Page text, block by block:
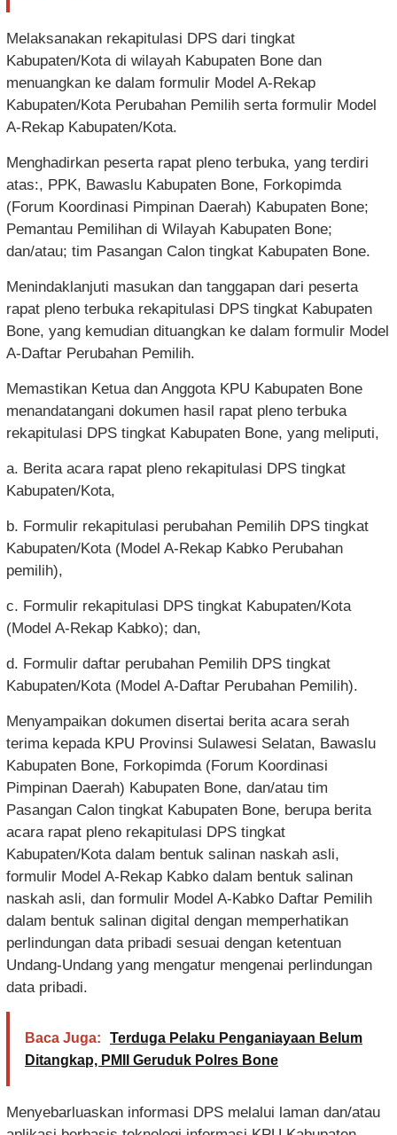
Melaksanakan rekapitulasi DPS dari tingkat
Kabupaten/Kota di wilayah Kabupaten Bone dan
menuangkan ke dalam formulir Model A-Rekap
Kabupaten/Kota Perubahan Pemilih serta formulir Model
A-Rekap Kabupaten/Kota.
Menghadirkan peserta rapat pleno terbuka, yang terdiri
atas:, PPK, Bawaslu Kabupaten Bone, Forkopimda
(Forum Koordinasi Pimpinan Daerah) Kabupaten Bone;
Pemantau Pemilihan di Wilayah Kabupaten Bone;
dan/atau; tim Pasangan Calon tingkat Kabupaten Bone.
Menindaklanjuti masukan dan tanggapan dari peserta
rapat pleno terbuka rekapitulasi DPS tingkat Kabupaten
Bone, yang kemudian dituangkan ke dalam formulir Model
A-Daftar Perubahan Pemilih.
Memastikan Ketua dan Anggota KPU Kabupaten Bone
menandatangani dokumen hasil rapat pleno terbuka
rekapitulasi DPS tingkat Kabupaten Bone, yang meliputi,
a. Berita acara rapat pleno rekapitulasi DPS tingkat
Kabupaten/Kota,
b. Formulir rekapitulasi perubahan Pemilih DPS tingkat
Kabupaten/Kota (Model A-Rekap Kabko Perubahan
pemilih),
c. Formulir rekapitulasi DPS tingkat Kabupaten/Kota
(Model A-Rekap Kabko); dan,
d. Formulir daftar perubahan Pemilih DPS tingkat
Kabupaten/Kota (Model A-Daftar Perubahan Pemilih).
Menyampaikan dokumen disertai berita acara serah
terima kepada KPU Provinsi Sulawesi Selatan, Bawaslu
Kabupaten Bone, Forkopimda (Forum Koordinasi
Pimpinan Daerah) Kabupaten Bone, dan/atau tim
Pasangan Calon tingkat Kabupaten Bone, berupa berita
acara rapat pleno rekapitulasi DPS tingkat
Kabupaten/Kota dalam bentuk salinan naskah asli,
formulir Model A-Rekap Kabko dalam bentuk salinan
naskah asli, dan formulir Model A-Kabko Daftar Pemilih
dalam bentuk salinan digital dengan memperhatikan
perlindungan data pribadi sesuai dengan ketentuan
Undang-Undang yang mengatur mengenai perlindungan
data pribadi.
Baca Juga:
Terduga Pelaku Penganiayaan Belum
Ditangkap, PMII Geruduk Polres Bone
Menyebarluaskan informasi DPS melalui laman dan/atau